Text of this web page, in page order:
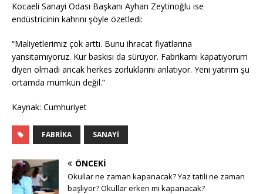
Kocaeli Sanayi Odası Başkanı Ayhan Zeytinoğlu ise
endüstricinin kahrını şöyle özetledi:
“Maliyetlerimiz çok arttı. Bunu ihracat fiyatlarına
yansıtamıyoruz. Kur baskısı da sürüyor. Fabrikamı kapatıyorum
diyen olmadı ancak herkes zorluklarını anlatıyor. Yeni yatırım şu
ortamda mümkün değil.”
Kaynak: Cumhuriyet
FABRIKA SANAYI
ÖNCEKI
Okullar ne zaman kapanacak? Yaz tatili ne zaman
başlıyor? Okullar erken mi kapanacak?